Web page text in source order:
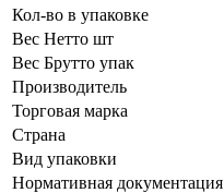
Кол-во в упаковке
Вес Нетто шт
Вес Брутто упак
Производитель
Торговая марка
Страна
Вид упаковки
Нормативная документация